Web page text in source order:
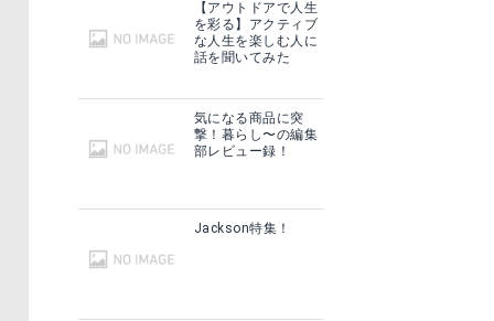
【アウトドアで人生
を彩る】アクティブ
な人生を楽しむ人に
話を聞いてみた
気になる商品に突
撃！暮らし〜の編集
部レビュー録！
Jackson特集！